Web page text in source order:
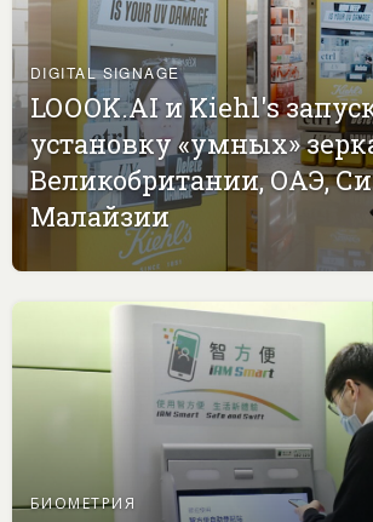
DIGITAL SIGNAGE
LOOOK.AI и Kiehl's
установку «умных»
Великобритании, ОАЭ,
Малайзии
БИОМЕТРИЯ